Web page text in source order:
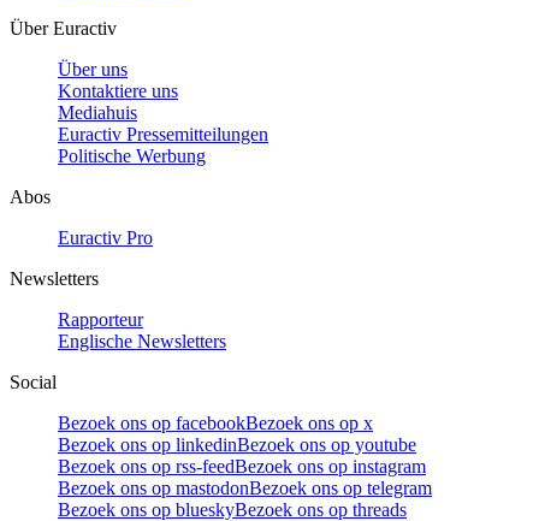
Über Euractiv
Über uns
Kontaktiere uns
Mediahuis
Euractiv Pressemitteilungen
Politische Werbung
Abos
Euractiv Pro
Newsletters
Rapporteur
Englische Newsletters
Social
Bezoek ons op facebookBezoek ons op x
Bezoek ons op linkedinBezoek ons op youtube
Bezoek ons op rss-feedBezoek ons op instagram
Bezoek ons op mastodonBezoek ons op telegram
Bezoek ons op blueskyBezoek ons op threads